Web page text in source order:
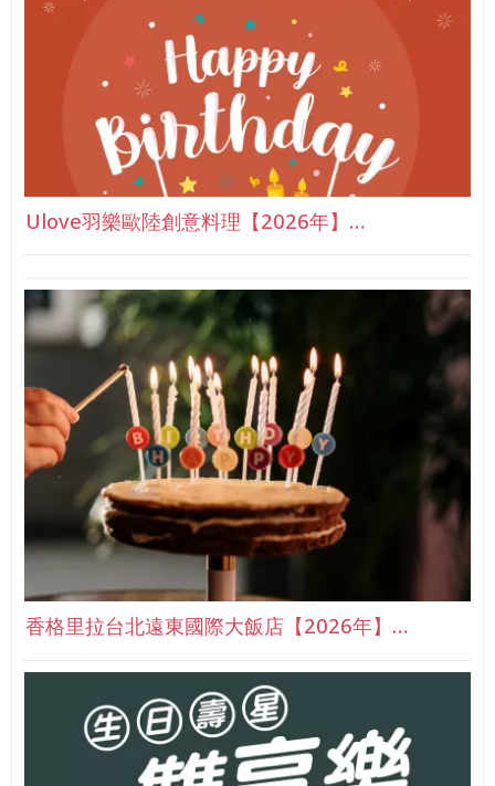
Ulove羽樂歐陸創意料理【2026年】…
香格里拉台北遠東國際大飯店【2026年】…